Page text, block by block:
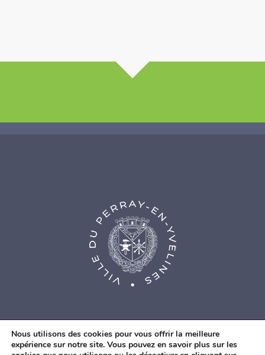
Nous utilisons des cookies pour vous offrir la meilleure
expérience sur notre site. Vous pouvez en savoir plus sur les